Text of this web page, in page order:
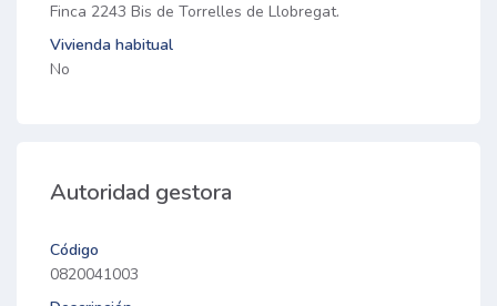
Finca 2243 Bis de Torrelles de Llobregat.
Vivienda habitual
No
Autoridad gestora
Código
0820041003